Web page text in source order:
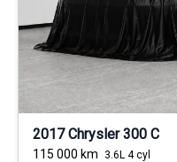
2017 Chrysler 300 C
115 000 km 3.6L 4 cyl